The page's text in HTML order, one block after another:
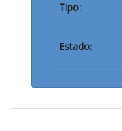
Tipo:
Estado: